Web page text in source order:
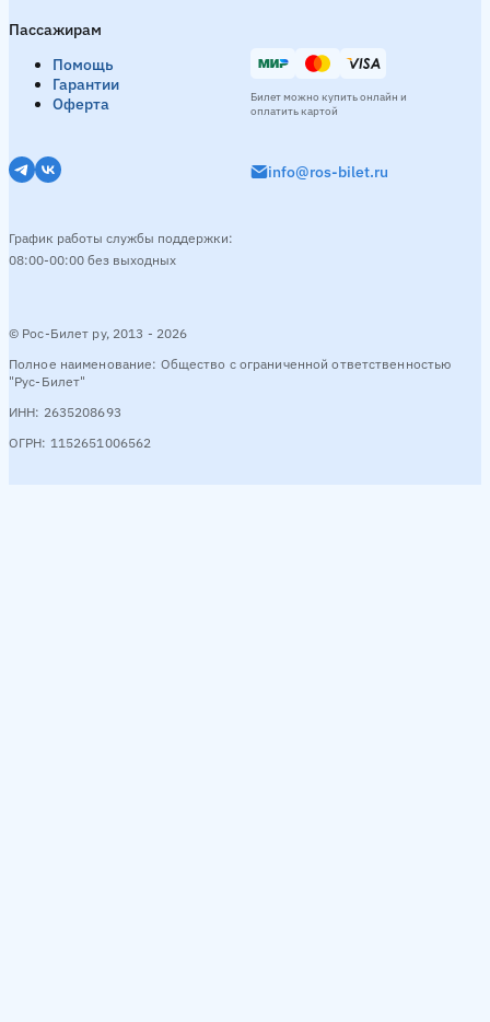
Пассажирам
Помощь
Гарантии
Оферта
© Рос-Билет ру, 2013 - 2026
Полное наименование: Общество с ограниченной ответственностью
"Рус-Билет"
ИНН: 2635208693
ОГРН: 1152651006562
info@ros-bilet.ru
График работы службы поддержки:
08:00-00:00 без выходных
Билет можно купить онлайн и
оплатить картой